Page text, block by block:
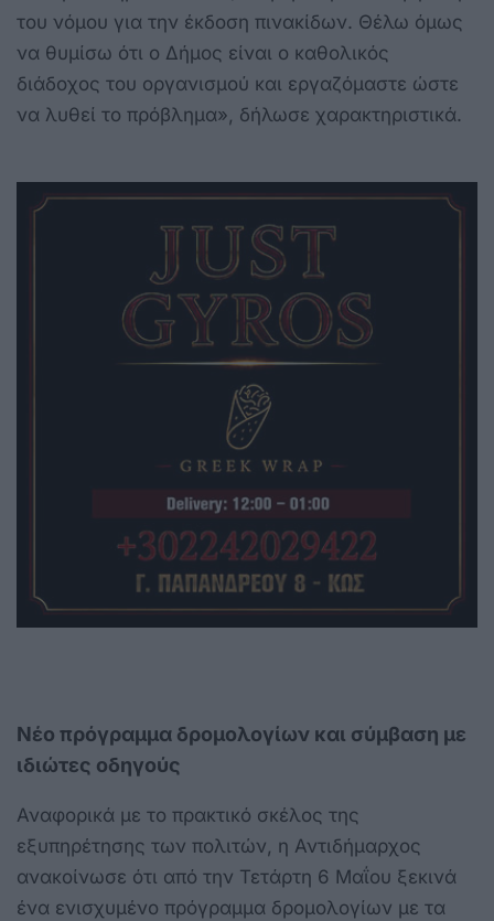
του νόμου για την έκδοση πινακίδων. Θέλω όμως
να θυμίσω ότι ο Δήμος είναι ο καθολικός
διάδοχος του οργανισμού και εργαζόμαστε ώστε
να λυθεί το πρόβλημα», δήλωσε χαρακτηριστικά.
Νέο πρόγραμμα δρομολογίων και σύμβαση με
ιδιώτες οδηγούς
Αναφορικά με το πρακτικό σκέλος της
εξυπηρέτησης των πολιτών, η Αντιδήμαρχος
ανακοίνωσε ότι από την Τετάρτη 6 Μαΐου ξεκινά
ένα ενισχυμένο πρόγραμμα δρομολογίων με τα